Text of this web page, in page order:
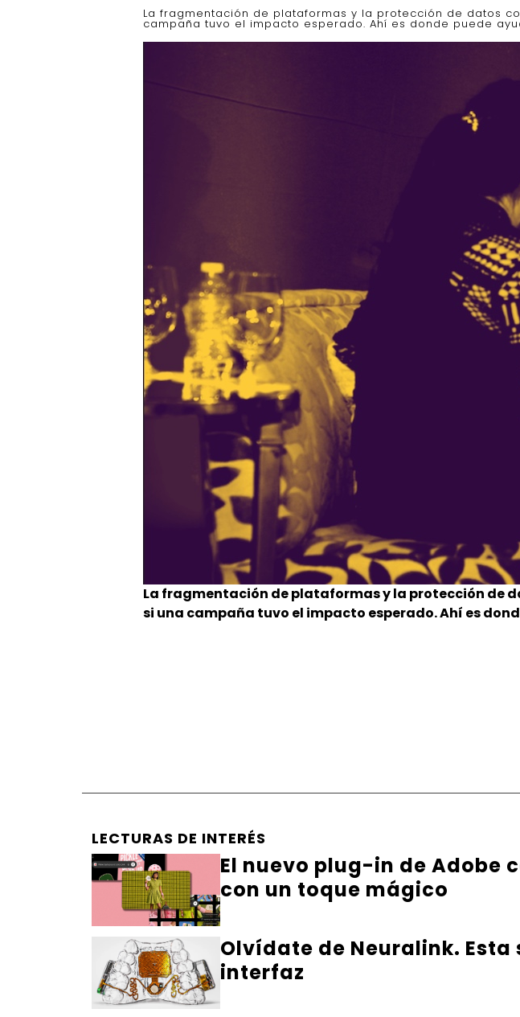
La fragmentación de plataformas y la protección de datos
campaña tuvo el impacto esperado. Ahí es donde puede
La fragmentación de plataformas y la protección de
si una campaña tuvo el impacto esperado. Ahí es
LECTURAS DE INTERÉS
El nuevo plug-in de Adobe
con un toque mágico
Olvídate de Neuralink.
interfaz